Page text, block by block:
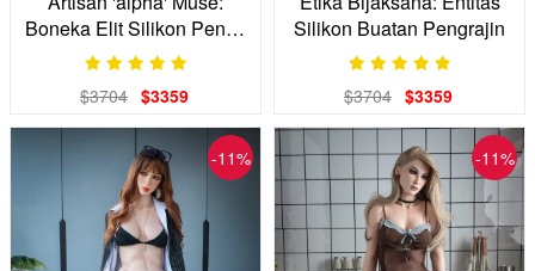
Boneka Elit Silikon Penuh
170cm
$3704 $3359
Silikon Buatan Pengrajin
$3704 $3359
-11% -11%